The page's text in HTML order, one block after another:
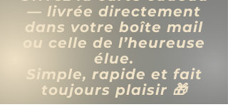
— livrée directement
dans votre boîte mail
ou celle de l’heureuse
élue.
Simple, rapide et fait
toujours plaisir 🎁